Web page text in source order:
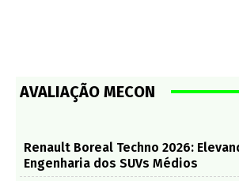
AVALIAÇÃO MECON
Renault Boreal Techno 2026:
Engenharia dos SUVs Médios